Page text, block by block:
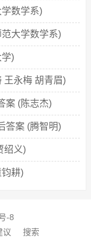
数学系)
大学数学系)
)
王永梅 胡青眉)
案 (陈志杰)
答案 (腾智明)
绍义)
耕)
-8
议 搜索